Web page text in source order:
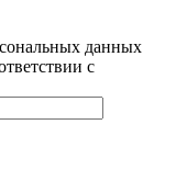
данных
с